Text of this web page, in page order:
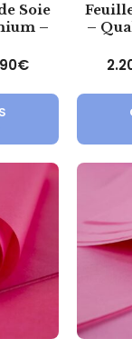
Soie
–
€Plage de prix :
Ce produit
–